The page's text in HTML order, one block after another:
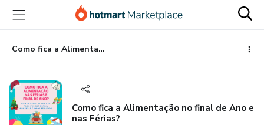
para
conteúdo
principal
para
pagamento
para
rodapé
Como fica a Alimentação no final de Ano e nas Férias?
Como fica a Alimentação no final de Ano e
nas Férias?